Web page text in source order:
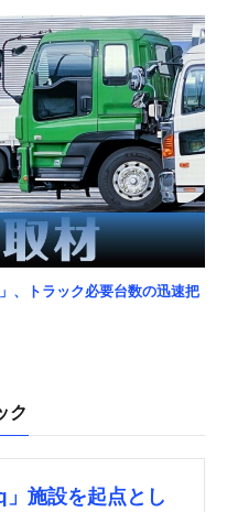
、トラック必要台数の迅速把
ク
施設を起点とし